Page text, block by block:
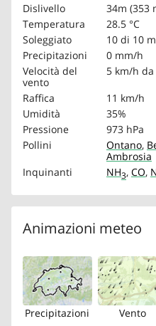
Dislivello
34m (353
Temperatura
28.5 °C
Soleggiato
10 di 10
Precipitazioni
0 mm/h
Velocità del
vento
5 km/h da
Raffica
11 km/h
Umidità
35%
Pressione
973 hPa
Pollini
Ontano,
Ambrosia
Inquinanti
NH3, CO,
Animazioni meteo
Precipitazioni Vento